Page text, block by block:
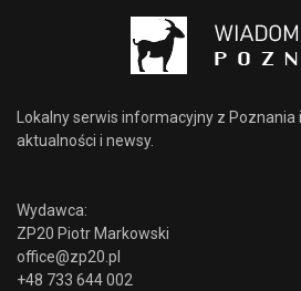
Lokalny serwis informacyjny z Poznania
aktualności i newsy.
Wydawca:
ZP20 Piotr Markowski
office@zp20.pl
+48 733 644 002